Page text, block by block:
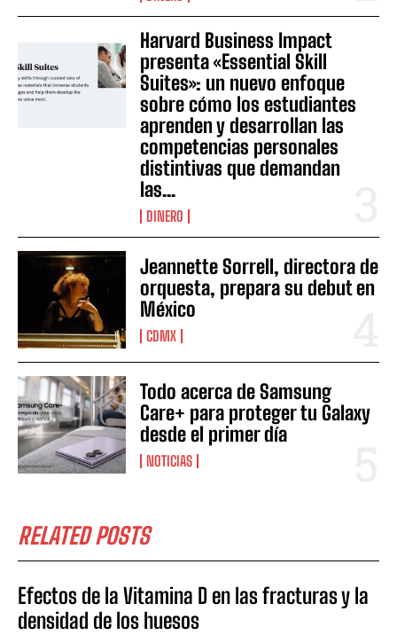
Harvard Business Impact
presenta «Essential Skill
Suites»: un nuevo enfoque
sobre cómo los estudiantes
aprenden y desarrollan las
competencias personales
distintivas que demandan
las...
DINERO
Jeannette Sorrell, directora de
orquesta, prepara su debut en
México
CDMX
Todo acerca de Samsung
Care+ para proteger tu Galaxy
desde el primer día
NOTICIAS
RELATED POSTS
Efectos de la Vitamina D en las fracturas y la
densidad de los huesos